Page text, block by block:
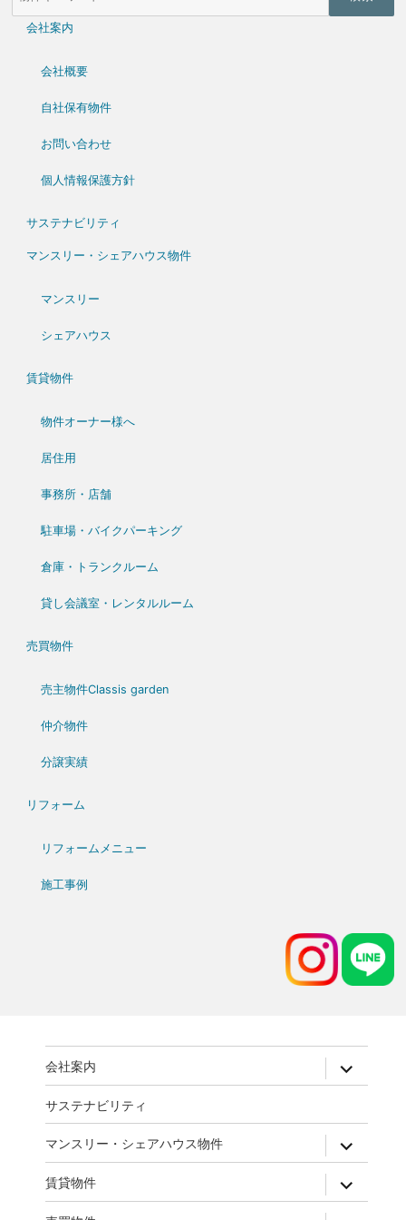
会社案内
会社概要
自社保有物件
お問い合わせ
個人情報保護方針
サステナビリティ
マンスリー・シェアハウス物件
マンスリー
シェアハウス
賃貸物件
物件オーナー様へ
居住用
事務所・店舗
駐車場・バイクパーキング
倉庫・トランクルーム
貸し会議室・レンタルルーム
売買物件
売主物件Classis garden
仲介物件
分譲実績
リフォーム
リフォームメニュー
施工事例
会社案内 expand
child
menu
サステナビリティ
マンスリー・シェアハウス物件 expand
child
menu
賃貸物件 expand
child
menu